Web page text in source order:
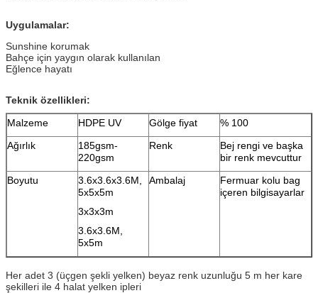
Uygulamalar:
Sunshine korumak
Bahçe için yaygın olarak kullanılan
Eğlence hayatı
Teknik özellikleri:
Malzeme
HDPE UV Gölge fiyat
% 100
Ağırlık
185gsm-
220gsm
Renk
Bej rengi ve başka
bir renk mevcuttur
Boyutu
3.6x3.6x3.6M,
5x5x5m
3x3x3m
3.6x3.6M,
5x5m
Ambalaj
Fermuar kolu bag
içeren bilgisayarlar
Her adet 3 (üçgen şekli yelken) beyaz renk uzunluğu 5 m her kare
şekilleri ile 4 halat yelken ipleri